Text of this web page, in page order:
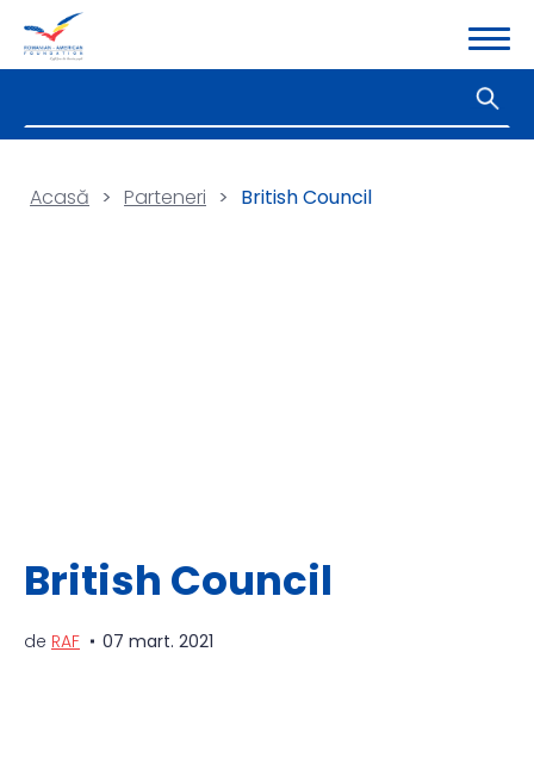
Acasă > Parteneri > British Council
British Council
de RAF 07 mart. 2021